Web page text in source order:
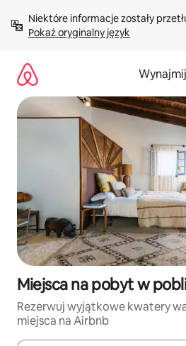
treści Pokaż oryginalny język
Miejsca na pobyt w
Rezerwuj wyjątkowe kwatery
miejsca na Airbnb